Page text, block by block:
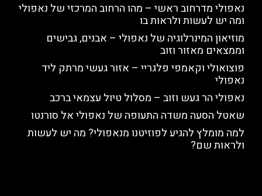
נאפולי מדרחוב ראשי – מהו הרחוב המרכזי של נאפולי
ומה יש לעשות ולראות בו
מוזיאון המינרלוגיה של נאפולי – אבנים, גבישים
וממצאים מאזור וזוב
פוצואולי וקאמפי פלגריי – אזור געשי מרתק ליד
נאפולי
נאפולי הר געש וזוב – מסלול טיול עצמאי ברכב
שאטל הסעה משדה התעופה של נאפולי אל סורנטו
למה מומלץ להגיע לפוזיטנו מנאפולי? מה יש לעשות
ולראות שם?